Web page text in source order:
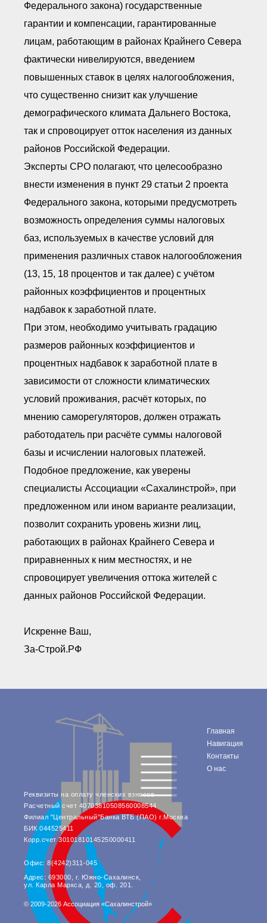
Федерального закона) государственные
гарантии и компенсации, гарантированные
лицам, работающим в районах Крайнего Севера
фактически нивелируются, введением
повышенных ставок в целях налогообложения,
что существенно снизит как улучшение
демографического климата Дальнего Востока,
так и спровоцирует отток населения из данных
районов Российской Федерации.
Эксперты СРО полагают, что целесообразно
внести изменения в пункт 29 статьи 2 проекта
Федерального закона, которыми предусмотреть
возможность определения суммы налоговых
баз, используемых в качестве условий для
применения различных ставок налогообложения
(13, 15, 18 процентов и так далее) с учётом
районных коэффициентов и процентных
надбавок к заработной плате.
При этом, необходимо учитывать градацию
размеров районных коэффициентов и
процентных надбавок к заработной плате в
зависимости от сложности климатических
условий проживания, расчёт которых, по
мнению саморегуляторов, должен отражать
работодатель при расчёте суммы налоговой
базы и исчислении налоговых платежей.
Подобное предложение, как уверены
специалисты Ассоциации «Сахалинстрой», при
предложенном или ином варианте реализации,
позволит сохранить уровень жизни лиц,
работающих в районах Крайнего Севера и
приравненных к ним местностях, и не
спровоцирует увеличения оттока жителей с
данных районов Российской Федерации.
Искренне Ваш,
За-Строй.РФ
Реквизиты на оплату членских взносов
Расчетный счет 40703810508560008544
Филиал "Центральный"Банка ВТБ (ПАО) г.Москва
БИК 044525411
Корр.счет 30101810145250000411
Офис: 8(4242)311-045
Адрес: 693000, г. Южно-Сахалинск,
ул. Карла Маркса, д. 20, оф. 201.
Главная
Навигация
Контакты
О нас
© 2009-2026 Ассоциация «Сахалинстрой»